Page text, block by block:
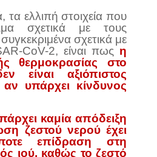
τα ελλιπή στοιχεία που
σχετικά με τους
σχετικά με
CoV-2, είναι πως η
θερμοκρασίας στο
είναι αξιόπιστος
αν υπάρχει κίνδυνος
καμία απόδειξη
ζεστού νερού έχει
επίδραση στη
ιού, καθώς το ζεστό